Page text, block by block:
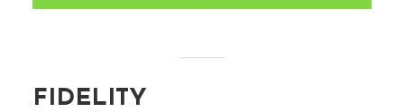
FIDELITY